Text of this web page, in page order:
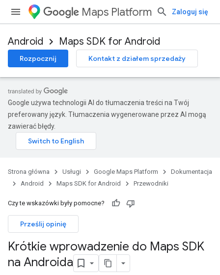
Maps Platform Zaloguj się
Android Maps SDK for Android
Rozpocznij Kontakt z działem sprzedaży
Google używa technologii AI do tłumaczenia treści na Twój
preferowany język. Tłumaczenia wygenerowane przez AI mogą
zawierać błędy.
Strona główna Usługi Google Maps Platform
Dokumentacja
Android
Maps SDK for Android Przewodniki
Czy te wskazówki były pomocne?
Prześlij opinię
Krótkie wprowadzenie do Maps SDK
na Androida